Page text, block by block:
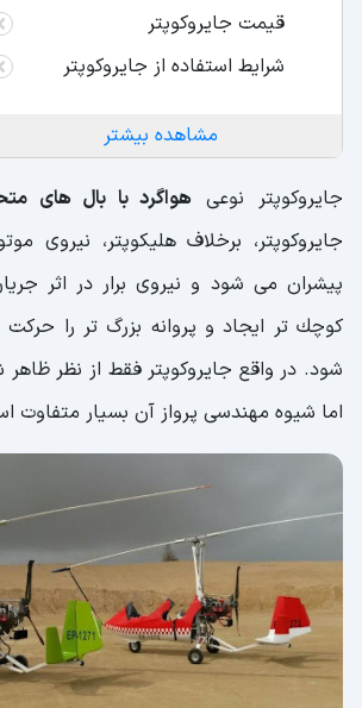
قيمت جايروكوپتر
شرايط استفاده از جايروكوپتر
مشاهده بیشتر
جايروكوپتر نوعی هواگرد با بال های
جايروكوپتر، برخلاف هليكوپتر، نيروی
پيشران می شود و نيروی برار در اثر
كوچك تر ايجاد و پروانه بزرگ تر را
شود. در واقع جايروكوپتر فقط از نظر
اما شيوه مهندسی پرواز آن بسيار متفاوت